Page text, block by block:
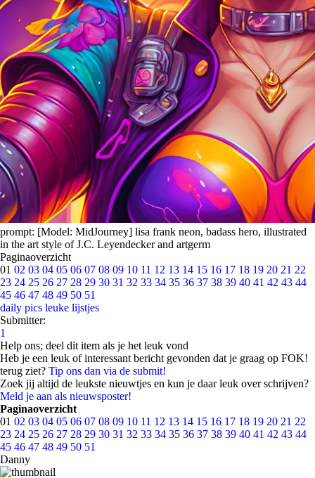
prompt: [Model: MidJourney] lisa frank neon, badass hero, illustrated
in the art style of J.C. Leyendecker and artgerm
Paginaoverzicht
01 02 03 04 05 06 07 08 09 10 11 12 13 14 15 16 17 18 19 20 21 22
23 24 25 26 27 28 29 30 31 32 33 34 35 36 37 38 39 40 41 42 43 44
45 46 47 48 49 50 51
daily pics leuke lijstjes
Submitter:
1
Help ons; deel dit item als je het leuk vond
Heb je een leuk of interessant bericht gevonden dat je graag op FOK!
terug ziet? Tip ons dan via de submit!
Zoek jij altijd de leukste nieuwtjes en kun je daar leuk over schrijven?
Meld je aan als nieuwsposter!
Paginaoverzicht
01 02 03 04 05 06 07 08 09 10 11 12 13 14 15 16 17 18 19 20 21 22
23 24 25 26 27 28 29 30 31 32 33 34 35 36 37 38 39 40 41 42 43 44
45 46 47 48 49 50 51
Danny